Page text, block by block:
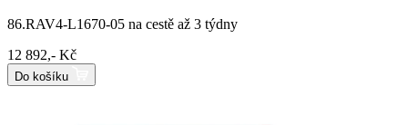
86.RAV4-L1670-05 na cestě až 3 týdny
12 892,- Kč
Do košíku